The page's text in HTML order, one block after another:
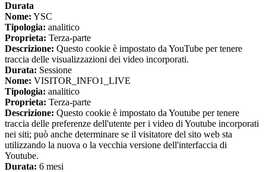
Durata
Nome: YSC
Tipologia: analitico
Proprieta: Terza-parte
Descrizione: Questo cookie è impostato da YouTube per tenere
traccia delle visualizzazioni dei video incorporati.
Durata: Sessione
Nome: VISITOR_INFO1_LIVE
Tipologia: analitico
Proprieta: Terza-parte
Descrizione: Questo cookie è impostato da Youtube per tenere
traccia delle preferenze dell'utente per i video di Youtube incorporati
nei siti; può anche determinare se il visitatore del sito web sta
utilizzando la nuova o la vecchia versione dell'interfaccia di
Youtube.
Durata: 6 mesi